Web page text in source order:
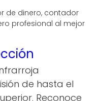
de hasta el
Reconoce